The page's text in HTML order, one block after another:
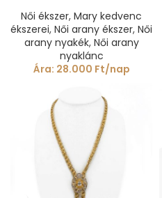
Női ékszer, Mary kedvenc
ékszerei, Női arany ékszer, Női
arany nyakék, Női arany
nyaklánc
Ára: 28.000 Ft/nap